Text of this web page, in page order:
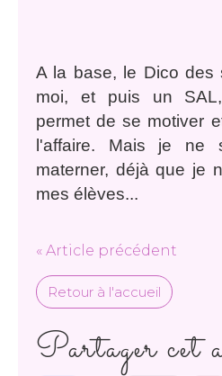
A la base, le Dico des
moi, et puis un
permet de se motiver
l'affaire. Mais je ne
materner, déjà que je
mes élèves...
« Article précédent
Retour à l'accueil
Partager cet